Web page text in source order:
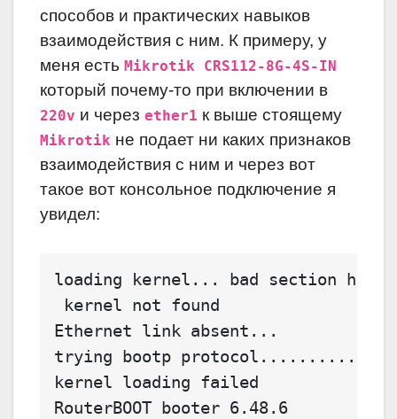
способов и практических навыков
взаимодействия с ним. К примеру, у
меня есть Mikrotik CRS112-8G-4S-IN
который почему-то при включении в
220v и через ether1 к выше стоящему
Mikrotik не подает ни каких признаков
взаимодействия с ним и через вот
такое вот консольное подключение я
увидел:
loading kernel... bad section
kernel not found
Ethernet link absent...
trying bootp
kernel loading failed
RouterBOOT booter 6.48.6